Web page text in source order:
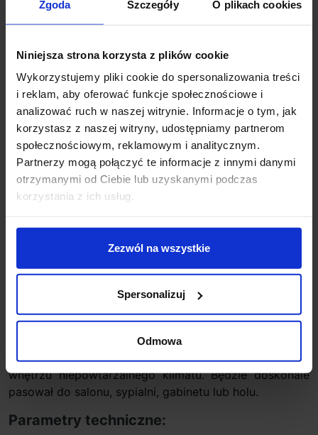
Zgoda Szczegóły O plikach cookies
Niniejsza strona korzysta z plików cookie
Wykorzystujemy pliki cookie do spersonalizowania treści
i reklam, aby oferować funkcje społecznościowe i
analizować ruch w naszej witrynie. Informacje o tym, jak
korzystasz z naszej witryny, udostępniamy partnerom
społecznościowym, reklamowym i analitycznym.
Partnerzy mogą połączyć te informacje z innymi danymi
otrzymanymi od Ciebie lub uzyskanymi podczas
korzystania z ich usług.
Zezwól na wszystkie
Spersonalizuj
Odmowa
sklep@salonled.pl
Koszt dostawy
Zapytaj o produkt
Opis
Maxlight FLORENCE W0240, W0241to elegancka i
klasyczna oprawa, wyglądem nawiązująca do stylu art
wykończenia w kolorze chrom lub mosiądz. Źródłem
światła są 2 żarówki E14 o mocy 40W każda. Ten
ciekawy kinkiet pięknie załamuje światło i nadaje
wnętrzu niepowtarzalnego klimatu. Będzie doskonale
pasował do salonu, sypialni, gabinetu lub holu.
Parametry techniczne: